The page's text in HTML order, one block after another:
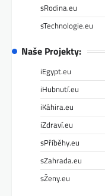
sRodina.eu
sTechnologie.eu
Naše Projekty:
iEgypt.eu
iHubnutí.eu
iKáhira.eu
iZdraví.eu
sPříběhy.eu
sZahrada.eu
sŽeny.eu